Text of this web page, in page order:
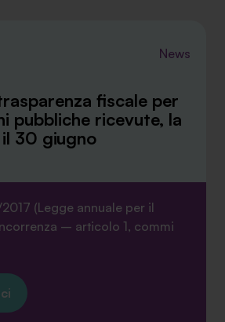
News
fiscale per
pubbliche ricevute, la
30 giugno
(Legge annuale per il
– articolo 1, commi